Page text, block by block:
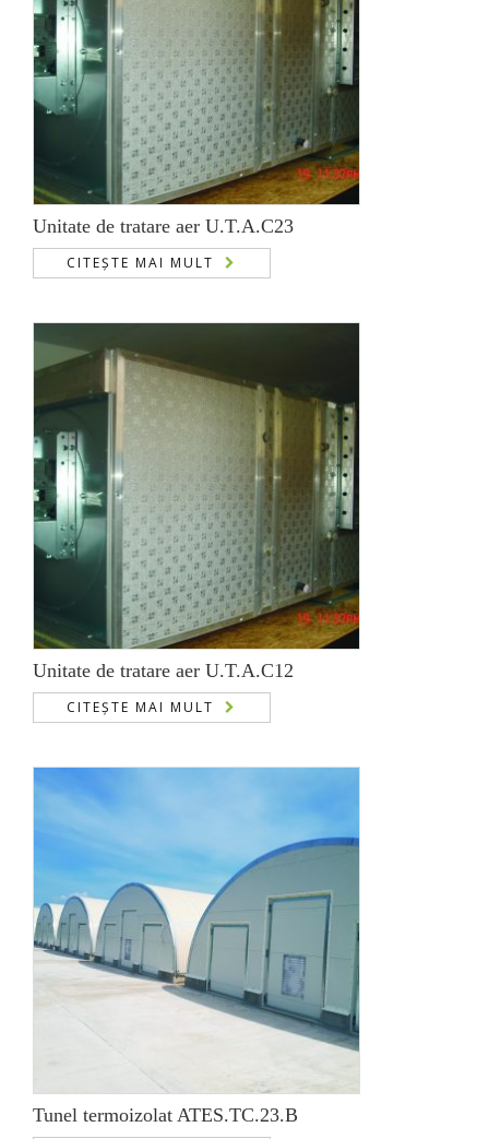
Unitate de tratare aer U.T.A.C23
CITEȘTE MAI MULT
Unitate de tratare aer U.T.A.C12
CITEȘTE MAI MULT
Tunel termoizolat ATES.TC.23.B